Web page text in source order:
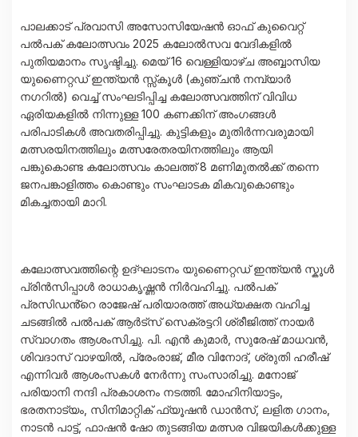
പാലക്കാട് പ്രവാസി അസോസിയേഷൻ ഓഫ് കുവൈറ്റ്
പൽപക് കലോത്സവം 2025 കലോൽസവ വേദികളിൽ
പുതിയമാനം സൃഷ്ടിച്ചു. മെയ്‌ 16 വെള്ളിയാഴ്ച അബ്ബാസിയ
യുണൈറ്റഡ് ഇന്ത്യൻ സ്സ്കൂൾ (കുഞ്ചൻ നമ്പ്യാർ
നഗറിൽ) വെച്ച് സംഘടിപ്പിച്ച കലോത്സവത്തിന് വിവിധ
ഏരിയകളിൽ നിന്നുള്ള 100 കണക്കിന് അംഗങ്ങൾ
പരിപാടികൾ അവതരിപ്പിച്ചു. കുട്ടികളും മുതിർന്നവരുമായി
മത്സരയിനത്തിലും മത്സരേതരയിനത്തിലും ആയി
പങ്കുകൊണ്ട കലോത്സവം കാലത്ത് 8 മണിമുതൽക്ക് തന്നെ
ജനപങ്കാളിത്തം കൊണ്ടും സംഘാടക മികവുകൊണ്ടും
മികച്ചതായി മാറി.
കലോത്സവത്തിന്റെ ഉദ്ഘാടനം യുണൈറ്റഡ് ഇന്ത്യൻ സ്കൂൾ
പ്രിൻസിപ്പാൾ രാധാകൃഷ്ണൻ നിർവഹിച്ചു. പൽപക്
പ്രസിഡൻ്റെ രാജേഷ് പരിയാരത്ത് അധ്യക്ഷത വഹിച്ച
ചടങ്ങിൽ പൽപക് ആർട്സ് സെക്രട്ടറി ശ്രീജിത്ത് നായർ
സ്വാഗതം ആശംസിച്ചു. പി. എൻ കുമാർ, സുരേഷ് മാധവൻ,
ശിവദാസ് വാഴയിൽ, പ്രേംരാജ്, മീര വിനോദ്, ശ്രുതി ഹരീഷ്
എന്നിവർ ആശംസകൾ നേർന്നു സംസാരിച്ചു. മനോജ്
പരിയാനി നന്ദി പ്രകാശനം നടത്തി. മോഹിനിയാട്ടം,
ഭരതനാട്യം, സിനിമാറ്റിക് ഫ്യൂഷൻ ഡാൻസ്, ലളിത ഗാനം,
നാടൻ പാട്ട്, ഫാഷൻ ഷോ തുടങ്ങിയ മത്സര വിജയികൾക്കുള്ള